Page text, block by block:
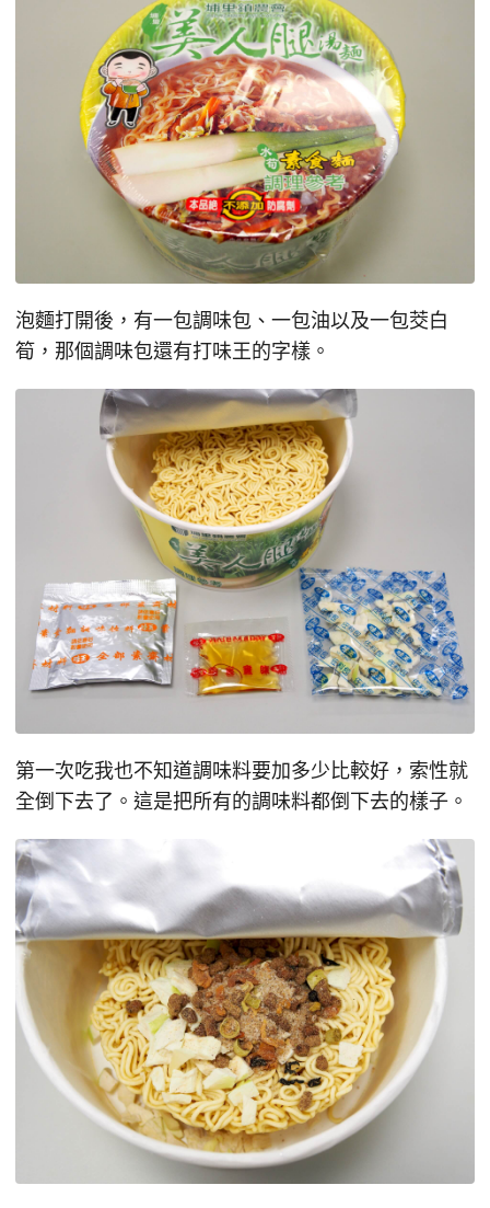
泡麵打開後，有一包調味包、一包油以及一包茭白
筍，那個調味包還有打味王的字樣。
第一次吃我也不知道調味料要加多少比較好，索性就
全倒下去了。這是把所有的調味料都倒下去的樣子。